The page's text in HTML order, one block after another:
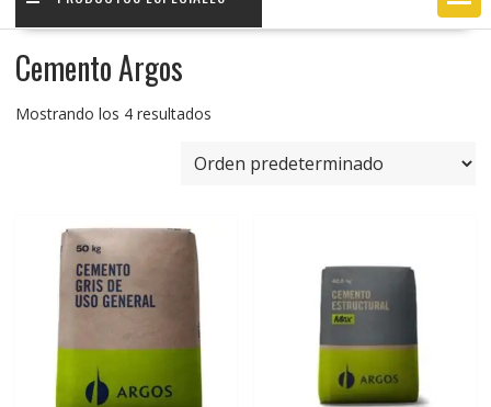
Cemento Argos
Mostrando los 4 resultados